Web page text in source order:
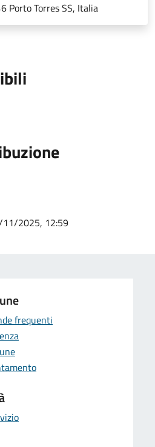
Porto Torres SS, Italia
11/2025, 12:59
frequenti